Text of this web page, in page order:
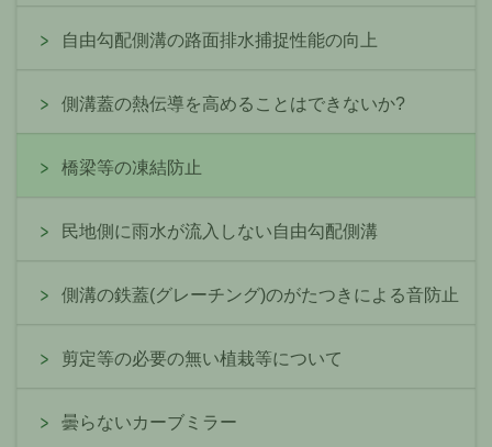
自由勾配側溝の路面排水捕捉性能の向上
側溝蓋の熱伝導を高めることはできないか?
橋梁等の凍結防止
民地側に雨水が流入しない自由勾配側溝
側溝の鉄蓋(グレーチング)のがたつきによる音防止
剪定等の必要の無い植栽等について
曇らないカーブミラー